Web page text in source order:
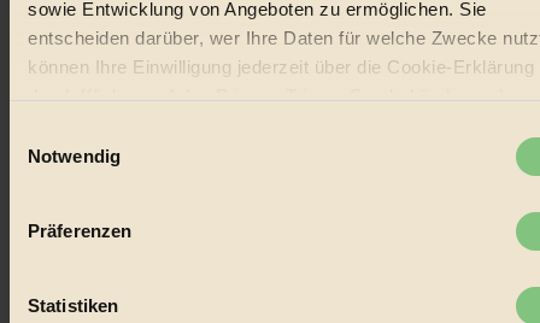
sowie Entwicklung von Angeboten zu ermöglichen. Sie
entscheiden darüber, wer Ihre Daten für welche Zwecke
können Ihre Einwilligung jederzeit über die Cookie-Erklärung
durch Klicken auf das Privacy Trigger Symbol ändern oder
Informationen über Ihre geografische Lage erfassen,
welche bis auf einige Meter genau sein können
Merkmalen (Fingerprinting) identifizieren
Notwendig
Präferenzen
Statistiken
Themen
Bio